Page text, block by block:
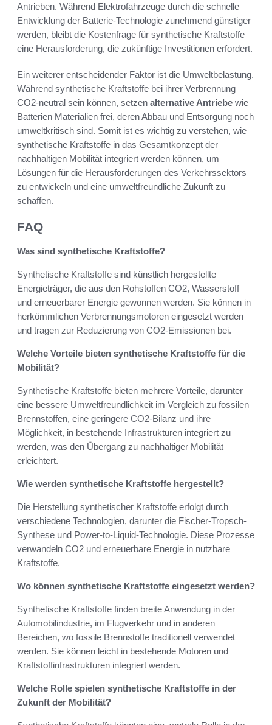
Antrieben. Während Elektrofahrzeuge durch die schnelle
Entwicklung der Batterie-Technologie zunehmend günstiger
werden, bleibt die Kostenfrage für synthetische Kraftstoffe
eine Herausforderung, die zukünftige Investitionen erfordert.
Ein weiterer entscheidender Faktor ist die Umweltbelastung.
Während synthetische Kraftstoffe bei ihrer Verbrennung
CO2-neutral sein können, setzen alternative Antriebe wie
Batterien Materialien frei, deren Abbau und Entsorgung noch
umweltkritisch sind. Somit ist es wichtig zu verstehen, wie
synthetische Kraftstoffe in das Gesamtkonzept der
nachhaltigen Mobilität integriert werden können, um
Lösungen für die Herausforderungen des Verkehrssektors
zu entwickeln und eine umweltfreundliche Zukunft zu
schaffen.
FAQ
Was sind synthetische Kraftstoffe?
Synthetische Kraftstoffe sind künstlich hergestellte
Energieträger, die aus den Rohstoffen CO2, Wasserstoff
und erneuerbarer Energie gewonnen werden. Sie können in
herkömmlichen Verbrennungsmotoren eingesetzt werden
und tragen zur Reduzierung von CO2-Emissionen bei.
Welche Vorteile bieten synthetische Kraftstoffe für die
Mobilität?
Synthetische Kraftstoffe bieten mehrere Vorteile, darunter
eine bessere Umweltfreundlichkeit im Vergleich zu fossilen
Brennstoffen, eine geringere CO2-Bilanz und ihre
Möglichkeit, in bestehende Infrastrukturen integriert zu
werden, was den Übergang zu nachhaltiger Mobilität
erleichtert.
Wie werden synthetische Kraftstoffe hergestellt?
Die Herstellung synthetischer Kraftstoffe erfolgt durch
verschiedene Technologien, darunter die Fischer-Tropsch-
Synthese und Power-to-Liquid-Technologie. Diese Prozesse
verwandeln CO2 und erneuerbare Energie in nutzbare
Kraftstoffe.
Wo können synthetische Kraftstoffe eingesetzt werden?
Synthetische Kraftstoffe finden breite Anwendung in der
Automobilindustrie, im Flugverkehr und in anderen
Bereichen, wo fossile Brennstoffe traditionell verwendet
werden. Sie können leicht in bestehende Motoren und
Kraftstoffinfrastrukturen integriert werden.
Welche Rolle spielen synthetische Kraftstoffe in der
Zukunft der Mobilität?